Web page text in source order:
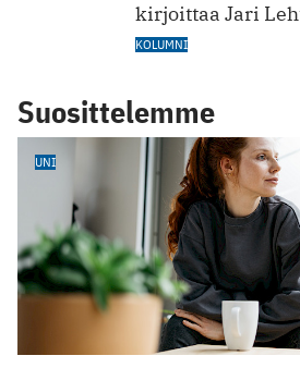
kirjoittaa Jari
KOLUMNI
Suosittelemme
UNI